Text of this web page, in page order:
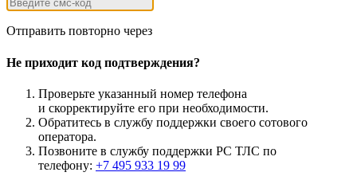
Отправить повторно через
Не приходит код подтверждения?
Проверьте указанный номер телефона
и скорректируйте его при необходимости.
Обратитесь в службу поддержки своего сотового
оператора.
Позвоните в службу поддержки РС ТЛС по
телефону: +7 495 933 19 99